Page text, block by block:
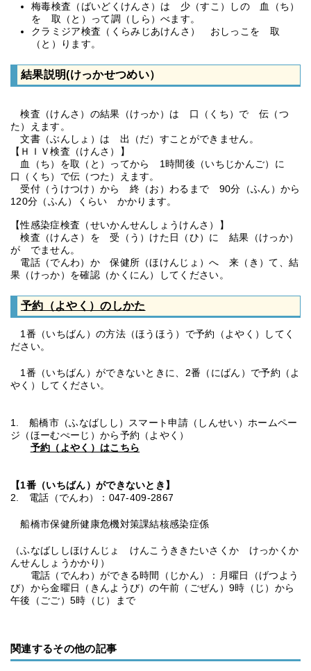
梅毒検査（ばいどくけんさ）は 少（すこ）しの 血（ち）
を 取（と）って調（しら）べます。
クラミジア検査（くらみじあけんさ） おしっこを 取
（と）ります。
結果説明(けっかせつめい）
検査（けんさ）の結果（けっか）は 口（くち）で 伝（つ
た）えます。
文書（ぶんしょ）は 出（だ）すことができません。
【ＨＩＶ検査（けんさ）】
血（ち）を取（と）ってから 1時間後（いちじかんご）に
口（くち）で伝（つた）えます。
受付（うけつけ）から 終（お）わるまで 90分（ふん）から
120分（ふん）くらい かかります。
【性感染症検査（せいかんせんしょうけんさ）】
検査（けんさ）を 受（う）けた日（ひ）に 結果（けっか）
が でません。
電話（でんわ）か 保健所（ほけんじょ）へ 来（き）て、結
果（けっか）を確認（かくにん）してください。
予約（よやく）のしかた
1番（いちばん）の方法（ほうほう）で予約（よやく）してく
ださい。
1番（いちばん）ができないときに、2番（にばん）で予約（よ
やく）してください。
1. 船橋市（ふなばしし）スマート申請（しんせい）ホームペー
ジ（ほーむぺーじ）から予約（よやく）
予約（よやく）はこちら
【1番（いちばん）ができないとき】
2. 電話（でんわ）：047-409-2867
船橋市保健所健康危機対策課結核感染症係
（ふなばししほけんじょ けんこうききたいさくか けっかくか
んせんしょうかかり）
電話（でんわ）ができる時間（じかん）：月曜日（げつよう
び）から金曜日（きんようび）の午前（ごぜん）9時（じ）から
午後（ごご）5時（じ）まで
関連するその他の記事